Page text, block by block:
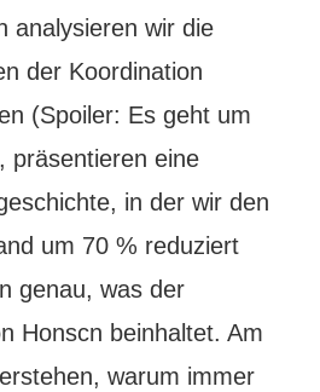
analysieren wir die
der Koordination
(Spoiler: Es geht um
präsentieren eine
in der wir den
um 70 % reduziert
genau, was der
Honscn beinhaltet. Am
warum immer